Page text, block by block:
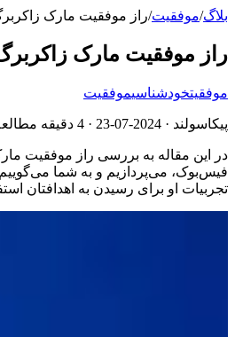
بلاگ/موفقیت/راز موفقیت مارک
راز موفقیت مارک
موفقیتخودشناسیموفقیت
پیکاسولند · 2024-07-23 · 4 دقیقه مطالعه
در این مقاله به بررسی راز موفقیت مارک
فیس‌بوک، می‌پردازیم و به شما می‌گوییم
تجربیات او برای رسیدن به اهدافتان